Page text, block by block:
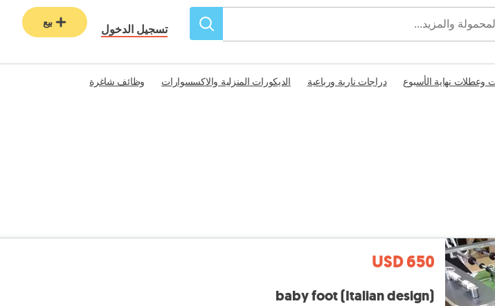
تسجيل الدخول
بيع
وعطلات نهاية الأسبوع دراجات نارية ورباعية الديكورات المنزلية والاكسسوارات
وظائف شاغرة
USD 650
baby foot (Italian design)